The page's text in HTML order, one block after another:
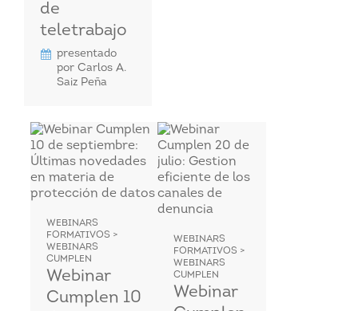
de
teletrabajo
presentado
por Carlos A.
Saiz Peña
WEBINARS
FORMATIVOS >
WEBINARS
CUMPLEN
Webinar
Cumplen 10
WEBINARS
FORMATIVOS >
WEBINARS
CUMPLEN
Webinar